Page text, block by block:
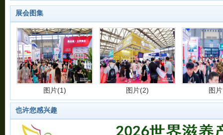
展会图集
图片(1) 图片(2) 图
也许您感兴趣